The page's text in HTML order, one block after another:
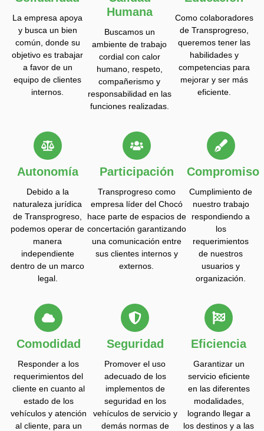
La empresa apoya
y busca un bien
común, donde su
objetivo es trabajar
a favor de un
equipo de clientes
internos.
Humana
Buscamos un
ambiente de trabajo
cordial con calor
humano, respeto,
compañerismo y
responsabilidad en las
funciones realizadas.
Como colaboradores
de Transprogreso,
queremos tener las
habilidades y
competencias para
mejorar y ser más
eficiente.
Autonomía
Debido a la
naturaleza jurídica
de Transprogreso,
podemos operar de
manera
independiente
dentro de un marco
legal.
Participación
Transprogreso como
empresa líder del Chocó
hace parte de espacios de
concertación garantizando
una comunicación entre
sus clientes internos y
externos.
Compromiso
Cumplimiento de
nuestro trabajo
respondiendo a
los
requerimientos
de nuestros
usuarios y
organización.
Comodidad
Responder a los
requerimientos del
cliente en cuanto al
estado de los
vehículos y atención
al cliente, para un
Seguridad
Promover el uso
adecuado de los
implementos de
seguridad en los
vehículos de servicio y
demás normas de
Eficiencia
Garantizar un
servicio eficiente
en las diferentes
modalidades,
logrando llegar a
los destinos y a las